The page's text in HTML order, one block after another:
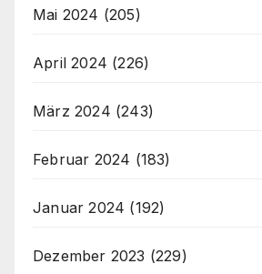
Mai 2024 (205)
April 2024 (226)
März 2024 (243)
Februar 2024 (183)
Januar 2024 (192)
Dezember 2023 (229)